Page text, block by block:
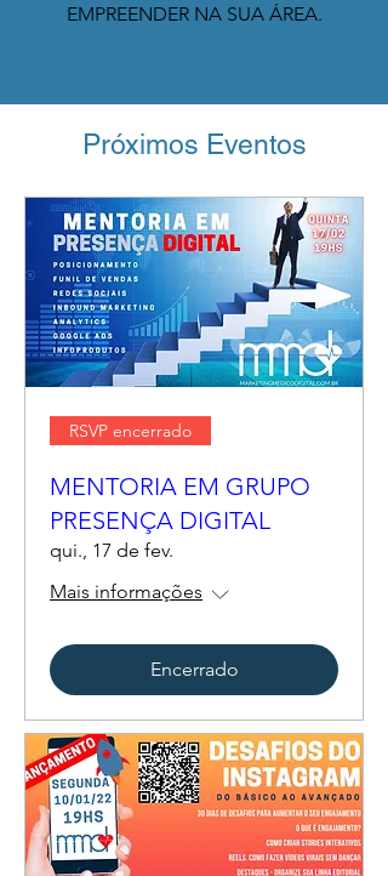
EMPREENDER NA SUA ÁREA.
Próximos Eventos
RSVP encerrado
MENTORIA EM GRUPO
PRESENÇA DIGITAL
qui., 17 de fev.
Mais informações
Encerrado